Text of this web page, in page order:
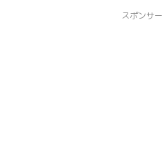
スポンサ